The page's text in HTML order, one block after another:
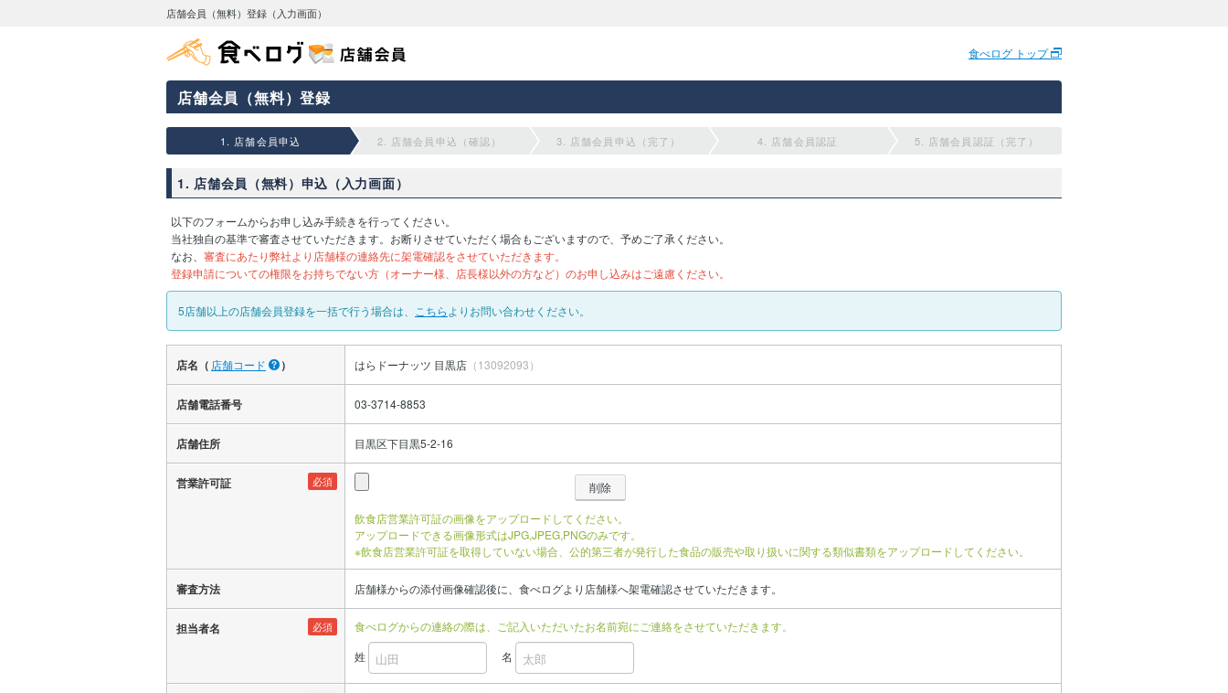
店舗会員（無料）登録（入力画面）
食べログ トップ
店舗会員（無料）登録
1. 店舗会員申込 2. 店舗会員申込（確認） 3. 店舗会員申込（完了） 4. 店舗会員認証 5. 店舗会員認証（完了）
1. 店舗会員（無料）申込（入力画面）
以下のフォームからお申し込み手続きを行ってください。
当社独自の基準で審査させていただきます。お断りさせていただく場合もございますので、予めご了承ください。
なお、 審査にあたり弊社より店舗様の連絡先に架電確認をさせていただきます。
登録申請についての権限をお持ちでない方（オーナー様、店長様以外の方など）のお申し込みはご遠慮ください。
5店舗以上の店舗会員登録を一括で行う場合は、 こちら よりお問い合わせください。
店名（ 店舗コード ） はらドーナッツ 目黒店 （13092093）
店舗電話番号 03-3714-8853
店舗住所 目黒区下目黒5-2-16
必須
営業許可証
飲食店営業許可証の画像をアップロードしてください。
アップロードできる画像形式はJPG,JPEG,PNGのみです。
※飲食店営業許可証を取得していない場合、公的第三者が発行した食品の販売や取り扱いに関する類似書類をアップロードしてください。
審査方法 店舗様からの添付画像確認後に、食べログより店舗様へ架電確認させていただきます。
必須
担当者名
食べログからの連絡の際は、ご記入いただいたお名前宛にご連絡をさせていただきます。
姓
名